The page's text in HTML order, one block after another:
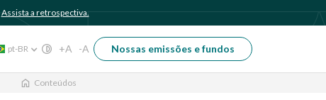
Assista a retrospectiva.
pt-BR +A -A Nossas emissões e fundos
Conteúdos